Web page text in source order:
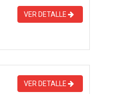
VER DETALLE
VER DETALLE